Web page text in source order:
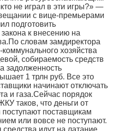
не играл в эти игры?» —
с вице-премьерами
подготовить
к внесению на
словам замдиректора
хозяйства
собираемость средств
задолженность
1 трлн руб. Все это
начинают отключать
и газа.Сейчас порядок
таков, что деньги от
поставщикам
или вовсе не поступают.
идут на латание